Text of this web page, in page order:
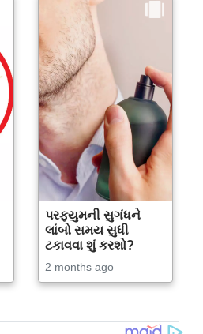
પરફ્યુમની સુગંધને
લાંબો સમય સુધી
ટકાવવા શું કરશો?
2 months ago